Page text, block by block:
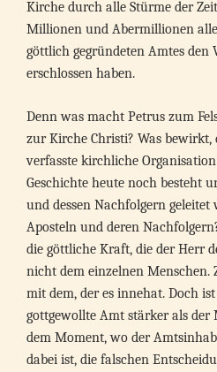
Kirche durch alle Stürme der
Millionen und Abermillionen
göttlich gegründeten Amtes den
erschlossen haben.
Denn was macht Petrus zum
zur Kirche Christi? Was bewirkt,
verfasste kirchliche
Geschichte heute noch besteht
und dessen Nachfolgern
Aposteln und deren
die göttliche Kraft, die der Herr
nicht dem einzelnen Menschen.
mit dem, der es innehat. Doch
gottgewollte Amt stärker als
dem Moment, wo der
dabei ist, die falschen